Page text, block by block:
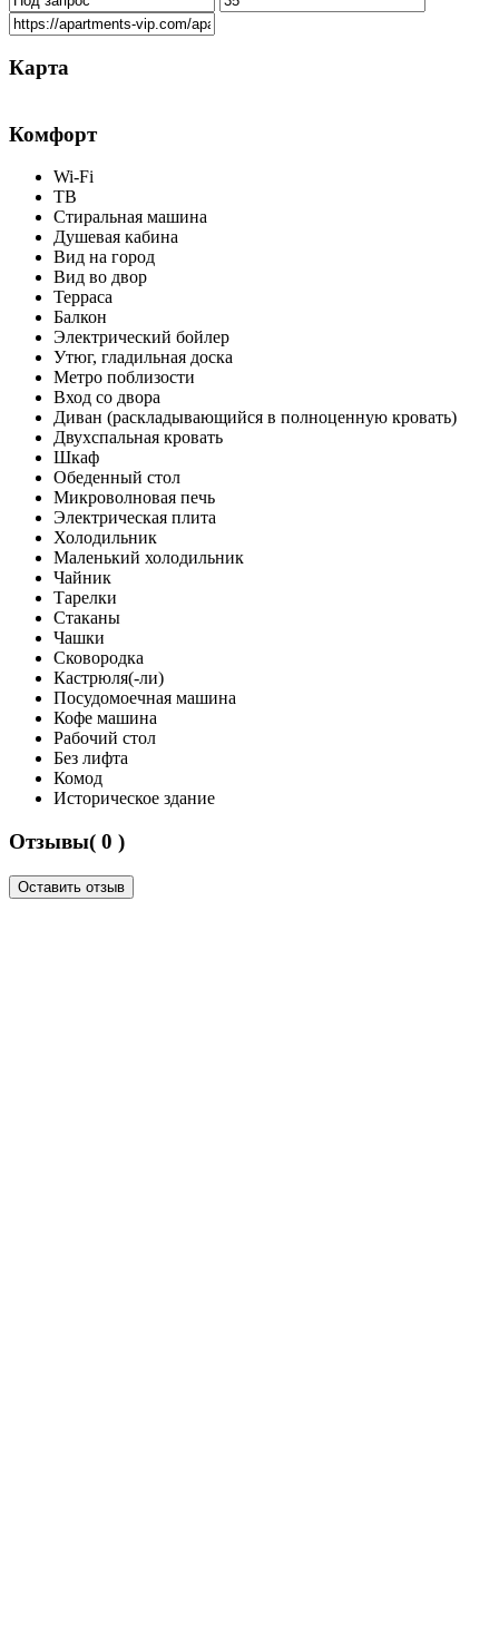
Карта
Комфорт
Wi-Fi
ТВ
Стиральная машина
Душевая кабина
Вид на город
Вид во двор
Терраса
Балкон
Электрический бойлер
Утюг, гладильная доска
Метро поблизости
Вход со двора
Диван (раскладывающийся в полноценную кровать)
Двухспальная кровать
Шкаф
Обеденный стол
Микроволновая печь
Электрическая плита
Холодильник
Маленький холодильник
Чайник
Тарелки
Стаканы
Чашки
Сковородка
Кастрюля(-ли)
Посудомоечная машина
Кофе машина
Рабочий стол
Без лифта
Комод
Историческое здание
Отзывы( 0 )
Оставить отзыв